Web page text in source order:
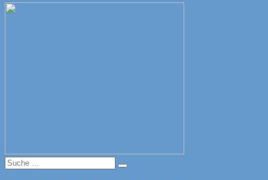
Suche
nach:
Suche